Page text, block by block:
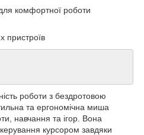
комфортної роботи
пристроїв
роботи з бездротовою
та ергономічна миша
навчання та ігор. Вона
курсором завдяки